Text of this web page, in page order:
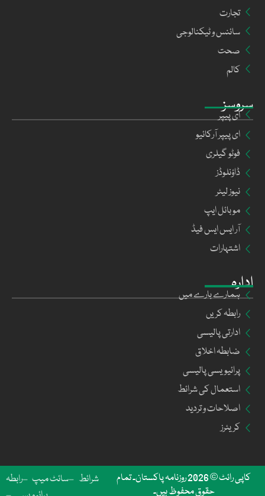
ادارہ
ہمارے بارے میں
رابطہ کریں
ادارتی پالیسی
ضابطہ اخلاق
پرائیویسی پالیسی
استعمال کی شرائط
اصلاحات و تردید
کریئرز
سروسز
ای پیپر
ای پیپر آرکائیو
فوٹو گیلری
ڈاؤنلوڈز
نیوز لیٹر
موبائل ایپ
آر ایس ایس فیڈ
اشتہارات
تجارت
سائنس و ٹیکنالوجی
صحت
کالم
رابطہ سائٹ میپ
شرائط
کاپی رائٹ © 2026 روزنامہ پاکستان۔ تمام
حقوق محفوظ ہیں۔